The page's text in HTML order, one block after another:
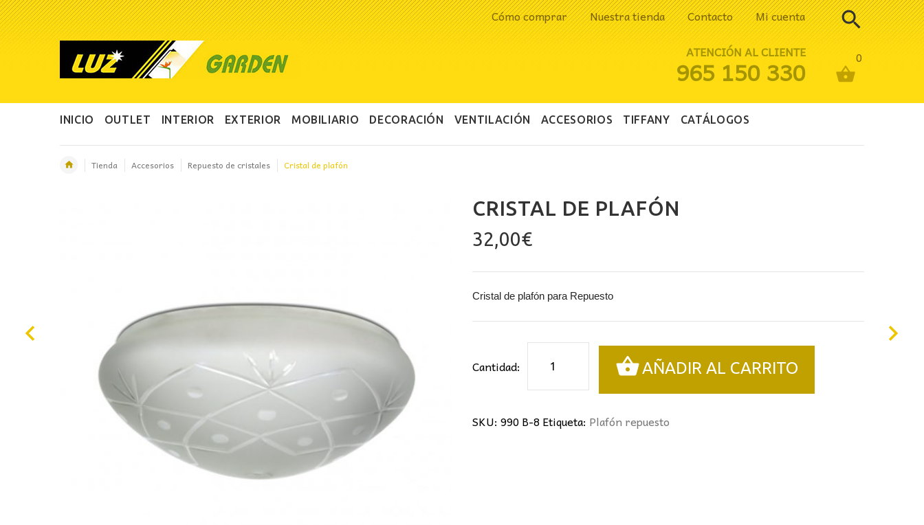
Cómo comprar Nuestra tienda Contacto Mi cuenta
0
ATENCIÓN AL CLIENTE
965 150 330
INICIO OUTLET INTERIOR EXTERIOR MOBILIARIO DECORACIÓN VENTILACIÓN ACCESORIOS TIFFANY CATÁLOGOS
Tienda Accesorios Repuesto de cristales Cristal de plafón
CRISTAL DE PLAFÓN
32,00€
Cristal de plafón para Repuesto
Cantidad:
plafón
AÑADIR AL CARRITO
SKU: 990 B-8 Etiqueta: Plafón repuesto